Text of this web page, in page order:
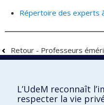
Répertoire des experts
Retour - Professeurs
Faculté de
L’UdeM reconnaît
respecter la vie